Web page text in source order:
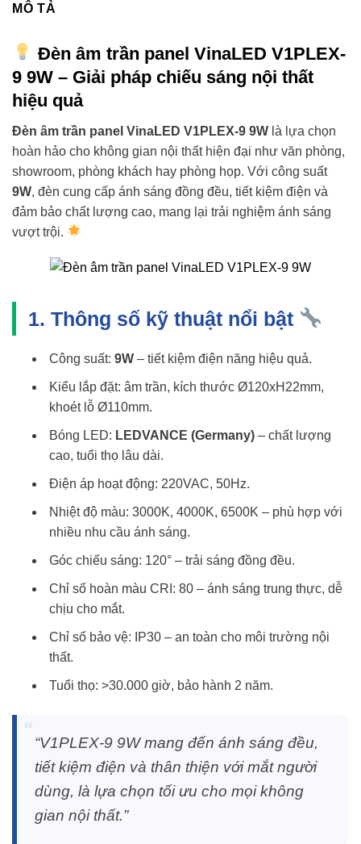
MÔ TẢ
Đèn âm trần panel VinaLED V1PLEX-
9 9W – Giải pháp chiếu sáng nội thất
hiệu quả
Đèn âm trần panel VinaLED V1PLEX-9 9W là lựa chọn
hoàn hảo cho không gian nội thất hiện đại như văn phòng,
showroom, phòng khách hay phòng họp. Với công suất
9W, đèn cung cấp ánh sáng đồng đều, tiết kiệm điện và
đảm bảo chất lượng cao, mang lại trải nghiệm ánh sáng
vượt trội.
1. Thông số kỹ thuật nổi bật
Công suất: 9W– tiết kiệm điện năng hiệu quả.
Kiểu lắp đặt: âm trần, kích thước Ø120xH22mm,
khoét lỗ Ø110mm.
Bóng LED: LEDVANCE (Germany)– chất lượng
cao, tuổi thọ lâu dài.
Điện áp hoạt động: 220VAC, 50Hz.
Nhiệt độ màu: 3000K, 4000K, 6500K – phù hợp với
nhiều nhu cầu ánh sáng.
Góc chiếu sáng: 120° – trải sáng đồng đều.
Chỉ số hoàn màu CRI: 80 – ánh sáng trung thực, dễ
chịu cho mắt.
Chỉ số bảo vệ: IP30 – an toàn cho môi trường nội
thất.
Tuổi thọ: >30.000 giờ, bảo hành 2 năm.
“V1PLEX-9 9W mang đến ánh sáng đều,
tiết kiệm điện và thân thiện với mắt người
dùng, là lựa chọn tối ưu cho mọi không
gian nội thất.”